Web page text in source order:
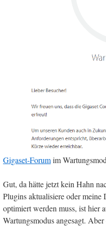
Gigaset-Forumim
Gut, da hätte jetzt kein Hahn
Plugins aktualisiere oder
optimiert werden muss, ist hier
Wartungsmodus angesagt.